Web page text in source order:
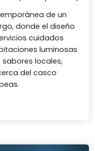
de un
donde el diseño
cuidados
luminosas
locales,
del casco